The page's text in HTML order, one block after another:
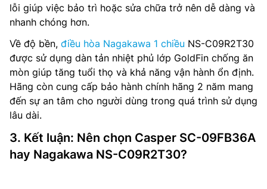
lỗi giúp việc bảo trì hoặc sửa chữa trở nên dễ dàng và
nhanh chóng hơn.
Về độ bền, điều hòa Nagakawa 1 chiều NS-C09R2T30
được sử dụng dàn tản nhiệt phủ lớp GoldFin chống ăn
mòn giúp tăng tuổi thọ và khả năng vận hành ổn định.
Hãng còn cung cấp bảo hành chính hãng 2 năm mang
đến sự an tâm cho người dùng trong quá trình sử dụng
lâu dài.
3. Kết luận: Nên chọn Casper SC-09FB36A
hay Nagakawa NS-C09R2T30?